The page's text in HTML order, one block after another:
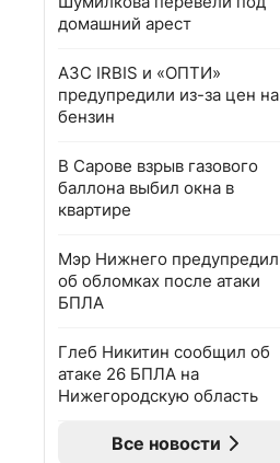
домашний арест
АЗС IRBIS и «ОПТИ»
предупредили из-за цен на
бензин
В Сарове взрыв газового
баллона выбил окна в
квартире
Мэр Нижнего предупредил
об обломках после атаки
БПЛА
Глеб Никитин сообщил об
атаке 26 БПЛА на
Нижегородскую область
Все новости